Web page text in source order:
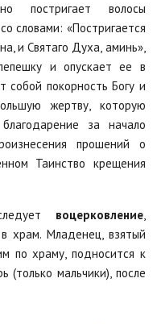
постригает волосы
словами: «Постригается
и Святаго Духа, аминь»,
и опускает ее в
собой покорность Богу и
жертву, которую
за начало
прошений о
Таинство крещения
воцерковление,
храм. Младенец, взятый
по храму, подносится к
(только мальчики), после